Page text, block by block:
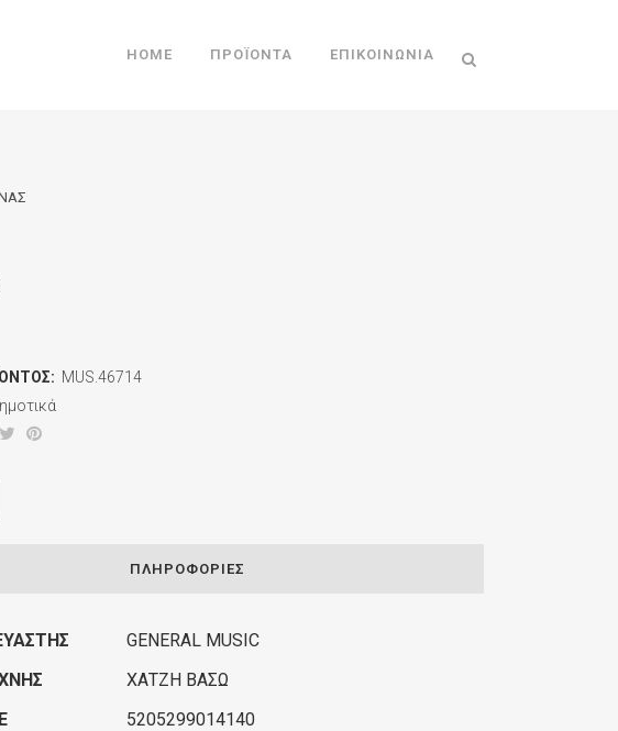
HOME ΠΡΟΪΌΝΤΑ ΕΠΙΚΟΙΝΩΝΊΑ
MUS.46714
ΠΛΗΡΟΦΟΡΊΕΣ
GENERAL MUSIC
ΧΑΤΖΗ ΒΑΣΩ
5205299014140